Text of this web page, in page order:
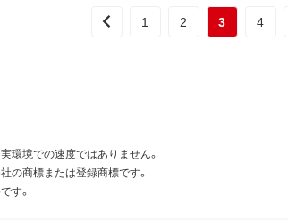
1 2 3 4
環境での速度ではありません。
の商標または登録商標です。
す。